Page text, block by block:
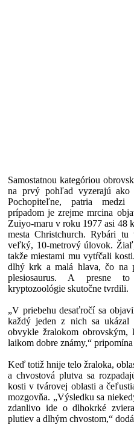
Samostatnou kategóriou
na prvý pohľad vyzerajú ako
Pochopiteľne, patria medzi
prípadom je zrejme mrcina
Zuiyo-maru v roku 1977 asi 48
mesta Christchurch. Rybári
veľký, 10-metrový úlovok.
takže miestami mu vytŕčali
dlhý krk a malá hlava, čo na
plesiosaurus. A presne
kryptozoológie skutočne tvrdili.
„V priebehu desaťročí sa
každý jeden z nich sa ukázal
obvykle žralokom
laikom dobre známy,“
Keď totiž hnije telo žraloka,
a chvostová plutva sa
kosti v tvárovej oblasti a
mozgovňa. „Výsledku sa
zdanlivo ide o dlhokrké
plutiev a dlhým chvostom,“